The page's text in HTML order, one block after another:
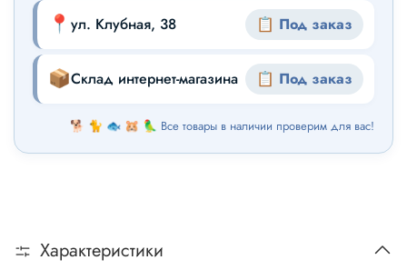
📍 ул. Клубная, 38 📋 Под заказ
📦Склад интернет-магазина 📋 Под заказ
🐕 🐈 🐟 🐹 🦜 Все товары в наличии проверим для вас!
Характеристики